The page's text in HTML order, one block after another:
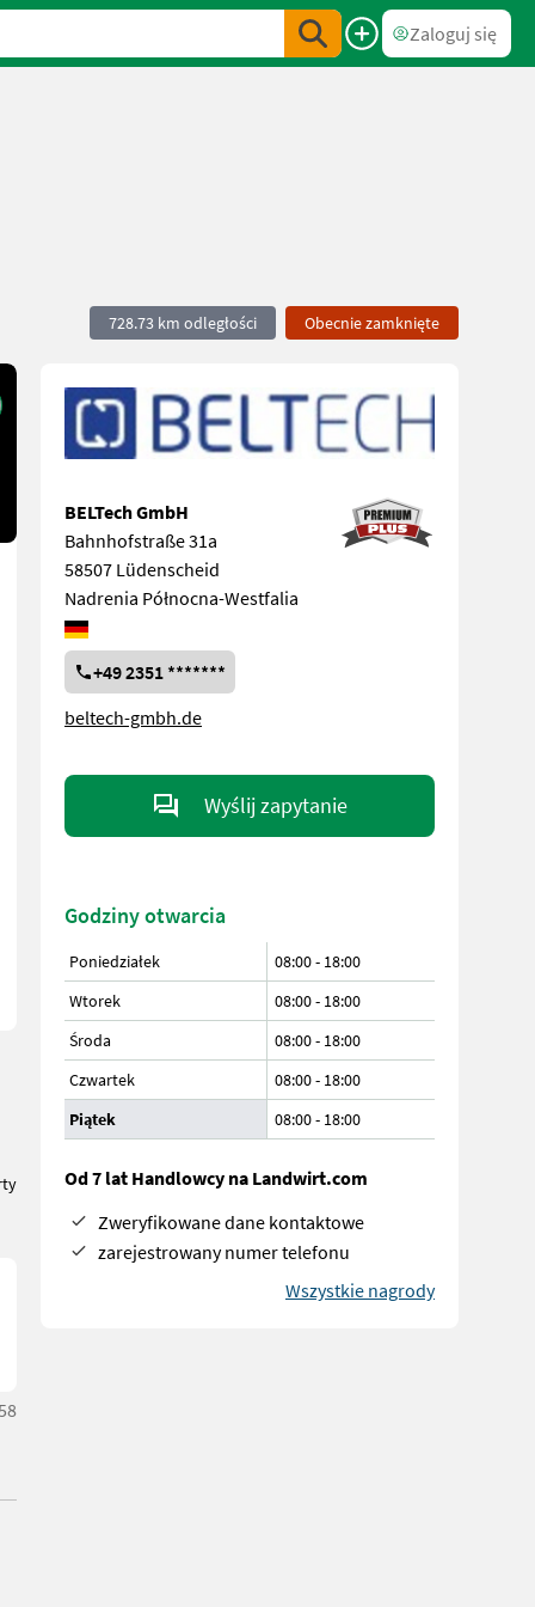
Zaloguj się
728.73 km odległości Obecnie zamknięte
BELTech GmbH
Bahnhofstraße 31a
58507 Lüdenscheid
Nadrenia Północna-Westfalia
+49 2351 *******
beltech-gmbh.de
Wyślij zapytanie
Godziny otwarcia
Poniedziałek 08:00- 18:00
Wtorek
08:00- 18:00
Środa
08:00- 18:00
Czwartek
08:00- 18:00
Piątek
08:00- 18:00
Od 7 lat Handlowcy na Landwirt.com
Zweryfikowane dane kontaktowe
zarejestrowany numer telefonu
Wszystkie nagrody